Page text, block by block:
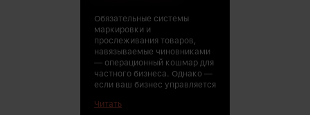
Обязательные системы
маркировки и
прослеживания товаров,
навязываемые чиновниками
— операционный кошмар для
частного бизнеса. Однако —
если ваш бизнес управляется
Читать